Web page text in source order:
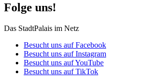
Folge uns!
Das StadtPalais im Netz
Besucht uns auf Facebook
Besucht uns auf Instagram
Besucht uns auf YouTube
Besucht uns auf TikTok